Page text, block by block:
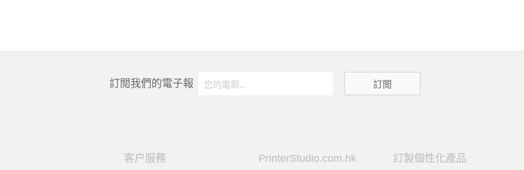
訂閲我們的電子報
客户服務 PrinterStudio.com.hk 訂製個性化產品